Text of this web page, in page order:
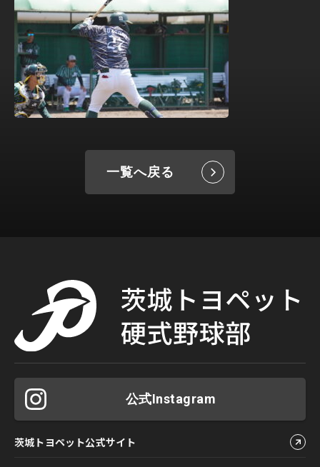
一覧へ戻る
公式Instagram
茨城トヨペット公式サイト